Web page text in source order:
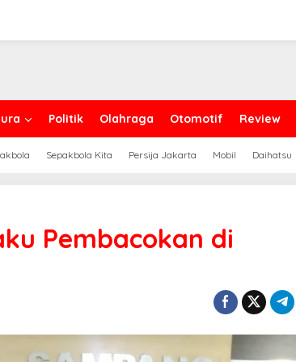
Politik Olahraga Otomotif Review
Sepakbola Kita Persija Jakarta Mobil Daihatsu
Pembacokan di